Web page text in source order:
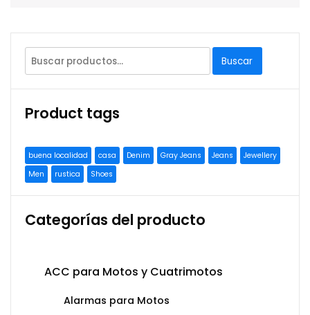
Buscar
por:
Buscar
Product tags
buena localidad casa Denim Gray Jeans Jeans
Jewellery
Men
rustica Shoes
Categorías del producto
ACC para Motos y Cuatrimotos
Alarmas para Motos